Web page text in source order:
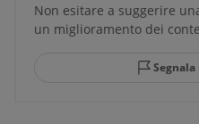
Non esitare a suggerire
un miglioramento dei